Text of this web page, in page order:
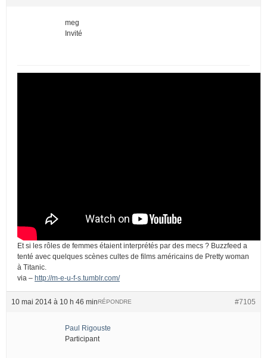
meg
Invité
Et si les rôles de femmes étaient interprétés par des mecs ? Buzzfeed a
tenté avec quelques scènes cultes de films américains de Pretty woman
à Titanic.
via – http://m-e-u-f-s.tumblr.com/
10 mai 2014 à 10 h 46 min #7105
RÉPONDRE
Paul Rigouste
Participant